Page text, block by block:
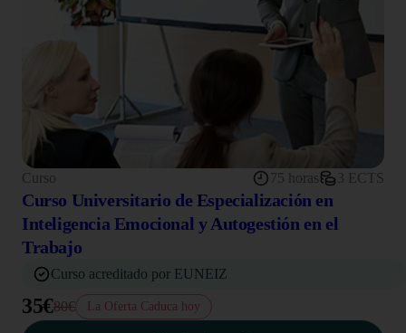
Curso 75 horas 3 ECTS
Curso Universitario de Especialización en
Inteligencia Emocional y Autogestión en el
Trabajo
Curso acreditado por EUNEIZ
35€80€ La Oferta Caduca hoy